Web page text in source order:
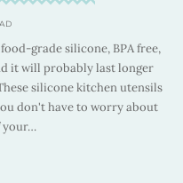
grade silicone, BPA free,
it will probably last longer
silicone kitchen utensils
don't have to worry about
your…